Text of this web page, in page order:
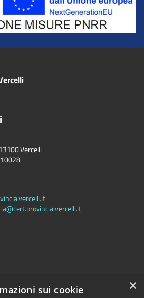
Vercelli
×
sui cookie